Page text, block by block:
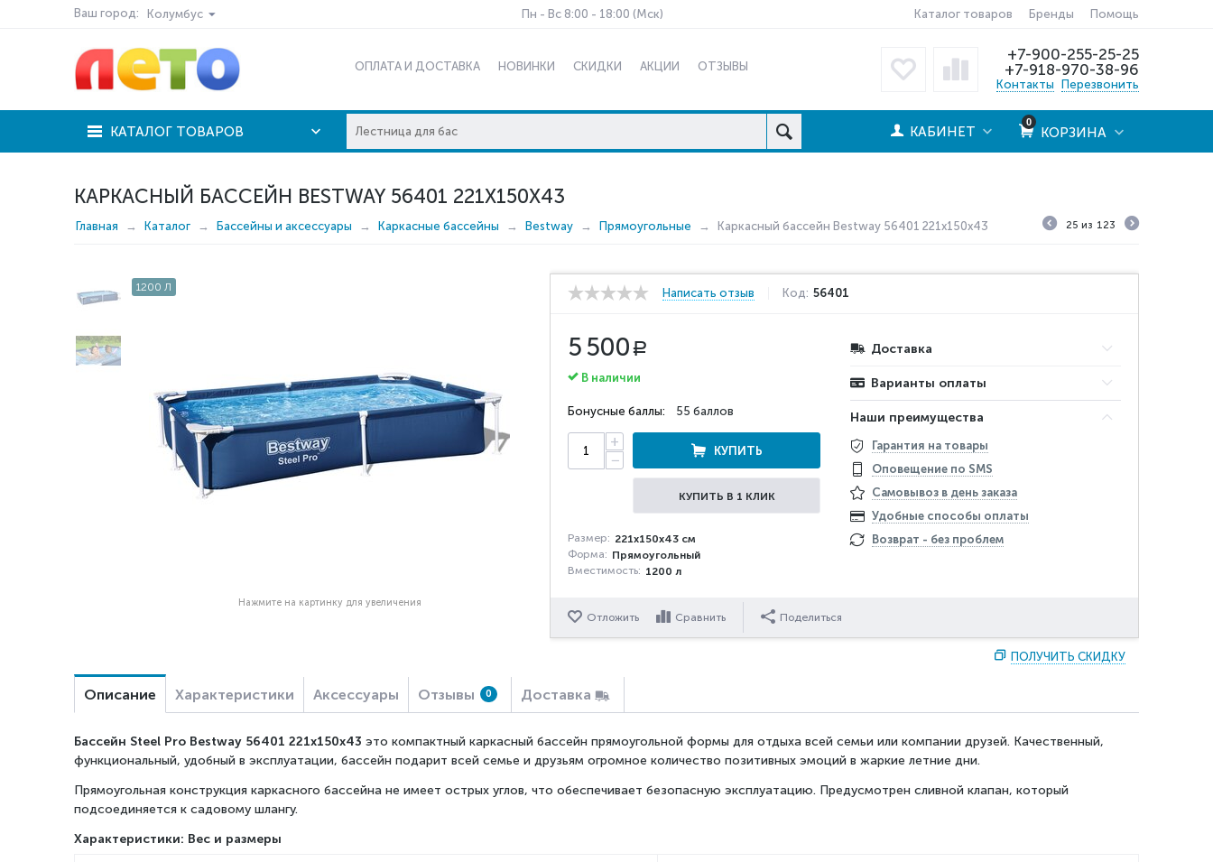
Ваш город: Колумбус Пн - Вс 8:00 - 18:00 (Мск) Каталог товаров Бренды Помощь
ОПЛАТА И ДОСТАВКА НОВИНКИ СКИДКИ АКЦИИ ОТЗЫВЫ
+7-900-255-25-25
+7-918-970-38-96
Контакты Перезвонить
КАТАЛОГ ТОВАРОВ
0
КОРЗИНА
КАБИНЕТ
КАРКАСНЫЙ БАССЕЙН BESTWAY 56401 221X150X43
Главная Каталог Бассейны и аксессуары Каркасные бассейны Bestway Прямоугольные Каркасный бассейн Bestway 56401 221x150x43 25 из 123
1200 Л
Нажмите на картинку для увеличения
Написать отзыв Код: 56401
5 500 Р
В наличии
Бонусные баллы: 55 баллов
+
−
КУПИТЬ
КУПИТЬ В 1 КЛИК
Размер: 221x150x43 см
Форма: Прямоугольный
Вместимость: 1200 л
Доставка
Варианты оплаты
Наши преимущества
Гарантия на товары
Оповещение по SMS
Самовывоз в день заказа
Удобные способы оплаты
Возврат - без проблем
Отложить Сравнить Поделиться
ПОЛУЧИТЬ СКИДКУ
Описание Характеристики Аксессуары Отзывы 0 Доставка
Бассейн Steel Pro Bestway 56401 221x150x43 это компактный каркасный бассейн прямоугольной формы для отдыха всей семьи или компании друзей. Качественный,
функциональный, удобный в эксплуатации, бассейн подарит всей семье и друзьям огромное количество позитивных эмоций в жаркие летние дни.
Прямоугольная конструкция каркасного бассейна не имеет острых углов, что обеспечивает безопасную эксплуатацию. Предусмотрен сливной клапан, который
подсоединяется к садовому шлангу.
Характеристики: Вес и размеры